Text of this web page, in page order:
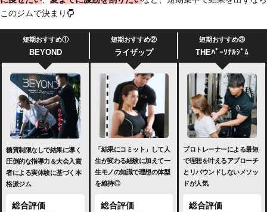
このジムで決まり
短期おすすめ①
BEYOND
短期おすすめ②
ライザップ
短期おすすめ③
THEﾊﾟｰｿﾅﾙｼﾞﾑ
糖質制限なしで結果に導く
圧倒的な指導力＆大会入賞
者による実体験に基づく本
格派ジム
総合評価
「結果にコミット」して人
生が変わる経験に加えて一
生モノの知識で理想の体型
を維持◎
総合評価
プロトレーナーによる最短
で理想を叶えるアプローチ
とリバウンドしないメソッ
ドが人気
総合評価